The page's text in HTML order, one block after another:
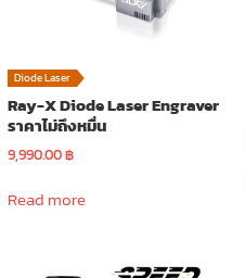
Diode Laser
Ray-X Diode Laser Engraver
ราคาไม่ถึงหมื่น
9,990.00฿
Read more